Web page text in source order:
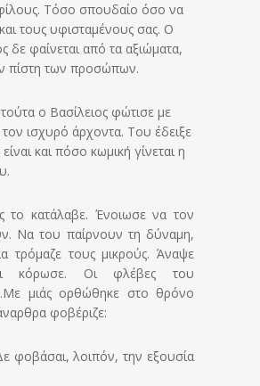
Τόσο σπουδαίο όσο να
τους υφισταμένους σας. Ο
δε φαίνεται από τα αξιώματα,
πίστη των προσώπων.
ο Βασίλειος φώτισε με
ισχυρό άρχοντα. Του έδειξε
και πόσο κωμική γίνεται η
το κατάλαβε. Ένοιωσε να τον
Να του παίρνουν τη δύναμη,
τρόμαζε τους μικρούς. Άναψε
κόρωσε. Οι φλέβες του
μιάς ορθώθηκε στο θρόνο
φοβέριζε:
φοβάσαι, λοιπόν, την εξουσία